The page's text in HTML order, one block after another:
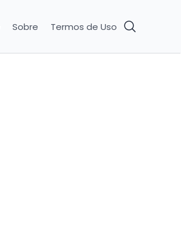
Sobre Termos de Uso